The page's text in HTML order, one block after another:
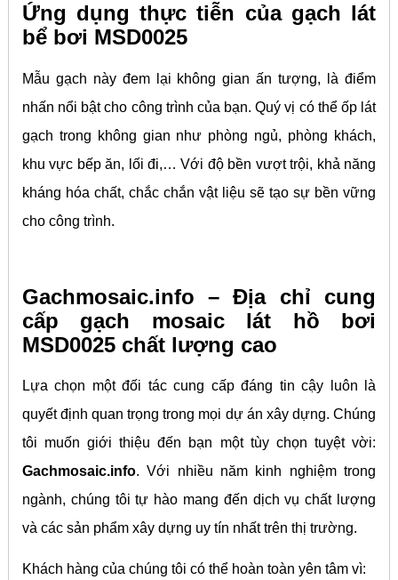
Ứng dụng thực tiễn của gạch lát
bể bơi MSD0025
Mẫu gạch này đem lại không gian ấn tượng, là điểm
nhấn nổi bật cho công trình của bạn. Quý vị có thể ốp lát
gạch trong không gian như phòng ngủ, phòng khách,
khu vực bếp ăn, lối đi,… Với độ bền vượt trội, khả năng
kháng hóa chất, chắc chắn vật liệu sẽ tạo sự bền vững
cho công trình.
Gachmosaic.info – Địa chỉ cung
cấp gạch mosaic lát hồ bơi
MSD0025 chất lượng cao
Lựa chọn một đối tác cung cấp đáng tin cậy luôn là
quyết định quan trọng trong mọi dự án xây dựng. Chúng
tôi muốn giới thiệu đến bạn một tùy chọn tuyệt vời:
Gachmosaic.info. Với nhiều năm kinh nghiệm trong
ngành, chúng tôi tự hào mang đến dịch vụ chất lượng
và các sản phẩm xây dựng uy tín nhất trên thị trường.
Khách hàng của chúng tôi có thể hoàn toàn yên tâm vì: